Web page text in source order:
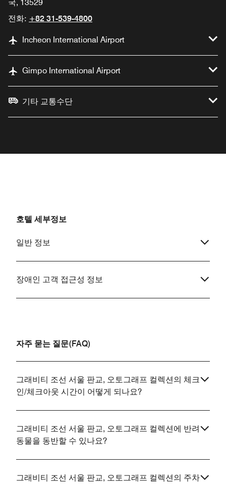
국, 13529
전화: +82 31-539-4800
Incheon International Airport
Gimpo International Airport
기타 교통수단
호텔 세부정보
일반 정보
장애인 고객 접근성 정보
자주 묻는 질문(FAQ)
그래비티 조선 서울 판교, 오토그래프 컬렉션의 체크
인/체크아웃 시간이 어떻게 되나요?
그래비티 조선 서울 판교, 오토그래프 컬렉션에 반려
동물을 동반할 수 있나요?
그래비티 조선 서울 판교, 오토그래프 컬렉션의 주차